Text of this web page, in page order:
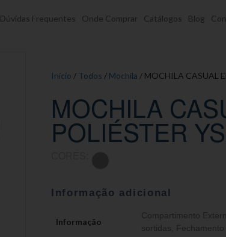
Dúvidas Frequentes Onde Comprar Catálogos Blog
Início / Todos / Mochila / MOCHILA CASUAL
MOCHILA
POLIÉSTER
Informação adicional
Informação
Compartimento
sortidas